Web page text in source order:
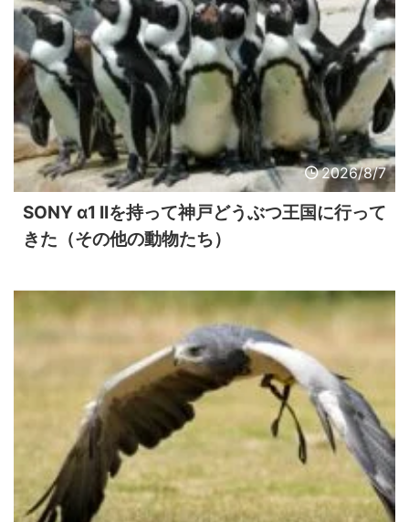
2026/8/7
SONY α1 IIを持って神戸どうぶつ王国に行って
きた（その他の動物たち）